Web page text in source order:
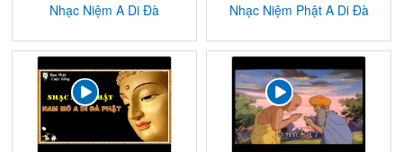
Nhạc Niệm A Di Đà Nhạc Niệm Phật A Di Đà